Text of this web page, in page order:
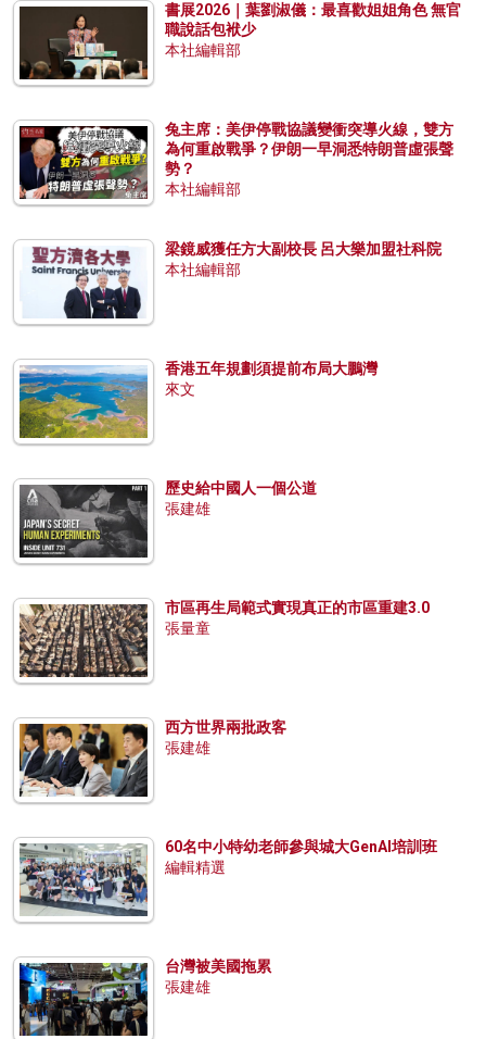
書展2026｜葉劉淑儀：最喜歡姐姐角色 無官
職說話包袱少
本社編輯部
兔主席：美伊停戰協議變衝突導火線，雙方
為何重啟戰爭？伊朗一早洞悉特朗普虛張聲
勢？
本社編輯部
梁鏡威獲任方大副校長 呂大樂加盟社科院
本社編輯部
香港五年規劃須提前布局大鵬灣
來文
歷史給中國人一個公道
張建雄
市區再生局範式實現真正的市區重建3.0
張量童
西方世界兩批政客
張建雄
60名中小特幼老師參與城大GenAI培訓班
編輯精選
台灣被美國拖累
張建雄